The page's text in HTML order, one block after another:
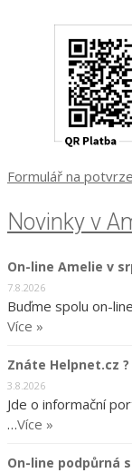
Formulář na
Novinky v
On-line Amelie v
7.8.2026
Buďme spolu on-
Více »
Znáte Helpnet.cz ?
3.8.2026
Jde o informační
…Více »
On-line podpůrná